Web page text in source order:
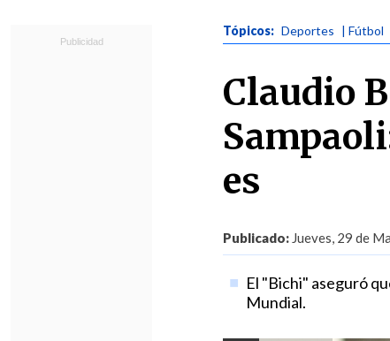
Tópicos: Deportes | Fútbol
Claudio
es
Publicado: Jueves, 29 de
El "Bichi" aseguró
Mundial.